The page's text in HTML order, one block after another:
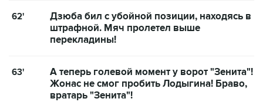
62'
Дзюба бил с убойной позиции, находясь в
штрафной. Мяч пролетел выше
перекладины!
63'
А теперь голевой момент у ворот "Зенита"!
Жонас не смог пробить Лодыгина! Браво,
вратарь "Зенита"!